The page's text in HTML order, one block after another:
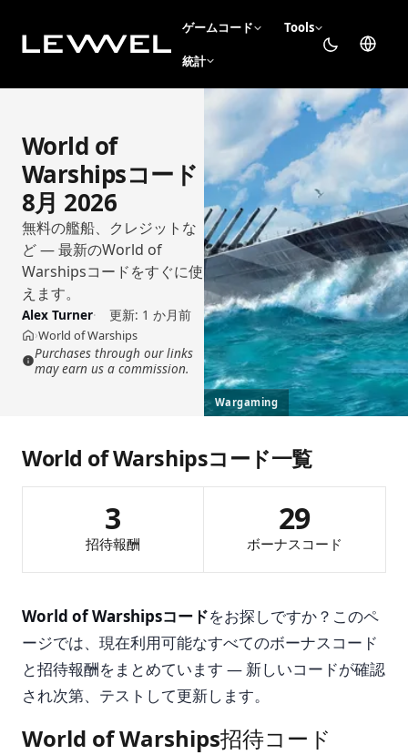
ゲームコード Tools
統計
World of
Warshipsコード
8月 2026
無料の艦船、クレジットな
ど — 最新のWorld of
Warshipsコードをすぐに使
えます。
Alex Turner 更新: 1 か月前
ホーム
›World of Warships
Purchases through our links
may earn us a commission.
Wargaming
World of Warshipsコード一覧
3
招待報酬
29
ボーナスコード
World of Warshipsコードをお探しですか？このペ
ージでは、現在利用可能なすべてのボーナスコード
と招待報酬をまとめています — 新しいコードが確認
され次第、テストして更新します。
World of Warships招待コード